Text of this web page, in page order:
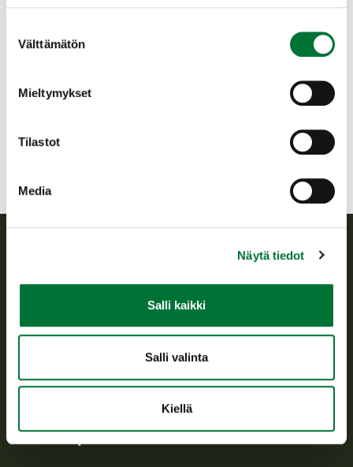
valinta
Välttämätön
Mieltymykset
Tilastot
Media
Näytä tiedot
Salli kaikki
Salli valinta
Kiellä
pyhtaa@rhy.riista.fi
Petri Räsänen 0400528579
Suomen riistakeskus edistää kestävää riistataloutta, tukee
riistanhoitoyhdistysten toimintaa ja huolehtii riistapolitiikan
toimeenpanosta sekä vastaa sille säädetyistä julkisista
Tietoa meistä
Asiakaspalvelu